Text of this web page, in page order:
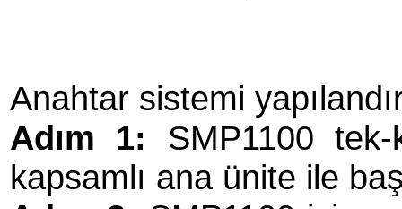
Anahtar sistemi
Adım 1:
SMP1100
kapsamlı ana ünite ile